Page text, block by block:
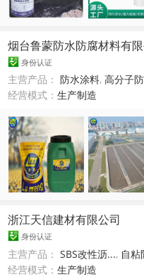
烟台鲁蒙防水防腐材料有
身份认证
主营产品： 防水涂料,高分子
经营模式：生产制造
浙江天信建材有限公司
身份认证
主营产品：SBS改性沥..., 自粘
经营模式：生产制造